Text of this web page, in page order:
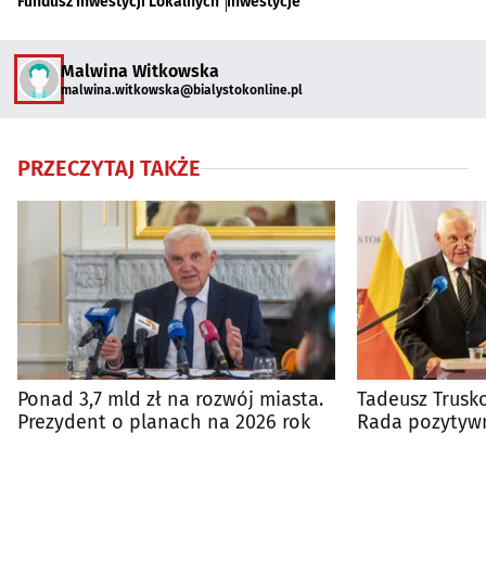
Malwina Witkowska
malwina.witkowska@bialystokonline.pl
PRZECZYTAJ TAKŻE
Ponad 3,7 mld zł na rozwój miasta.
Prezydent o planach na 2026 rok
Tadeusz
Rada